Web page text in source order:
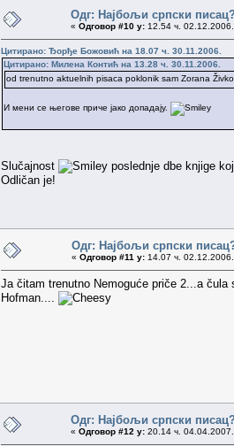
Одг: Најбољи српски
« Одговор #10 у: 12.54 ч.
Цитирано: Ђорђе Божовић на 18.07 ч. 30.11.2006.
Цитирано: Милена Контић на 13.28 ч. 30.11.2006.
od trenutno aktuelnih pisaca poklonik sam Zorana
И мени се његове приче јако допадају.
Slučajnost
poslednje dbe knjige
Odličan je!
Одг: Најбољи српски
« Одговор #11 у: 14.07 ч.
Ja čitam trenutno Nemoguće priče 2...a
Hofman....
Одг: Најбољи српски
« Одговор #12 у: 20.14 ч.